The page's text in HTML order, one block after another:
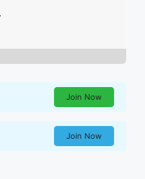
Join Now
Join Now